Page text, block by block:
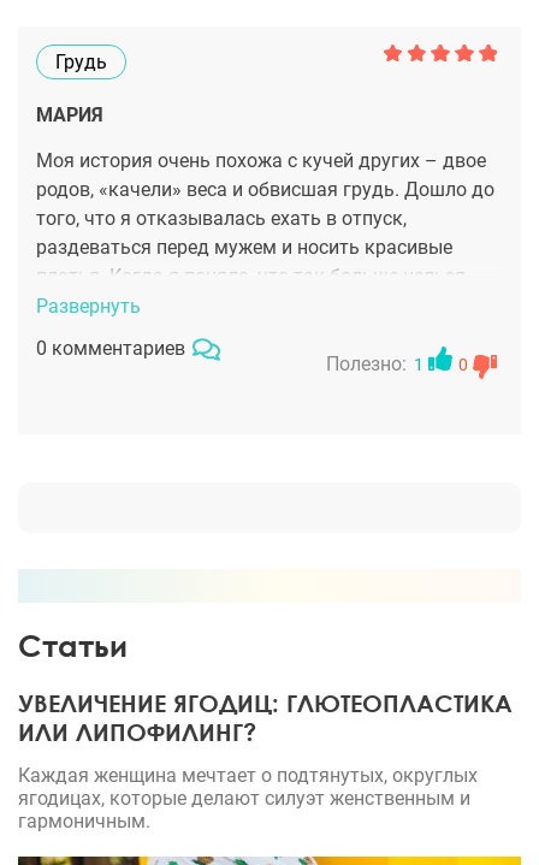
Грудь
МАРИЯ
Моя история очень похожа с кучей других – двое
родов, «качели» веса и обвисшая грудь. Дошло до
того, что я отказывалась ехать в отпуск,
раздеваться перед мужем и носить красивые
платья. Когда я поняла, что так больше нельзя,
начала искать хирурга. Критериев поиска было
много, но хотелось найти того самого кто поймет
что мне нужно, и им стал Салиджанов А. Ш. Он
естественно все получилось. Твердость и отек
Развернуть
0 комментариев
Полезно: 1 0
Статьи
УВЕЛИЧЕНИЕ ЯГОДИЦ: ГЛЮТЕОПЛАСТИКА
ИЛИ ЛИПОФИЛИНГ?
Каждая женщина мечтает о подтянутых, округлых
ягодицах, которые делают силуэт женственным и
гармоничным.